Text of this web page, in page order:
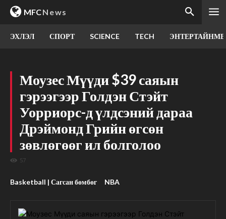
MFCNews
ЭХЛЭЛ СПОРТ SCIENCE TECH
Моузес Мүүди $39 саяын
гэрээгээр Голдэн Стэйт
Уорриорс-д үлдсэний дараа
Дрэймонд Грийн өгсөн
зөвлөгөөг ил болголоо
57
Basketball | Сагсан бөмбөг NBA